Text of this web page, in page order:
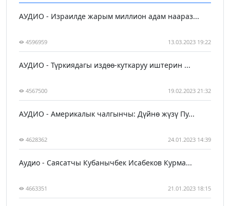
АУДИО - Израилде жарым миллион адам наараз...
4596959 13.03.2023 19:22
АУДИО - Түркиядагы издөө-куткаруу иштерин ...
4567500 19.02.2023 21:32
АУДИО - Америкалык чалгынчы: Дүйнө жүзү Пу...
4628362 24.01.2023 14:39
Аудио - Саясатчы Кубанычбек Исабеков Курма...
4663351 21.01.2023 18:15